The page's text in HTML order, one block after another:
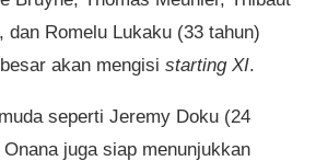
dan Romelu Lukaku (33 tahun)
akan mengisi starting XI.
seperti Jeremy Doku (24
juga siap menunjukkan